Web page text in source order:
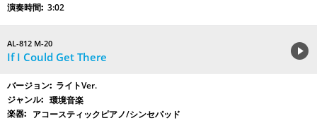
3:02
AL-812 M-20
If I Could Get There
ライトVer.
環境音楽
アコースティックピアノ/シンセパッド